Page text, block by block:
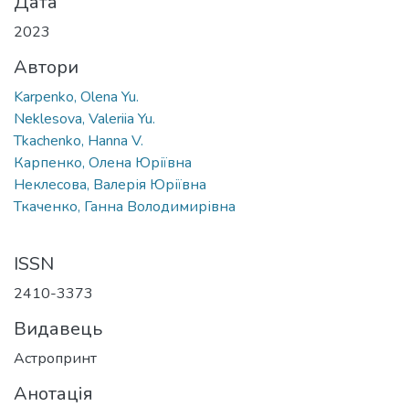
2023
Автори
Karpenko, Olena Yu.
Neklesova, Valeriia Yu.
Tkachenko, Hanna V.
Карпенко, Олена Юріївна
Неклесова, Валерія Юріївна
Ткаченко, Ганна Володимирівна
ISSN
2410-3373
Видавець
Астропринт
Анотація